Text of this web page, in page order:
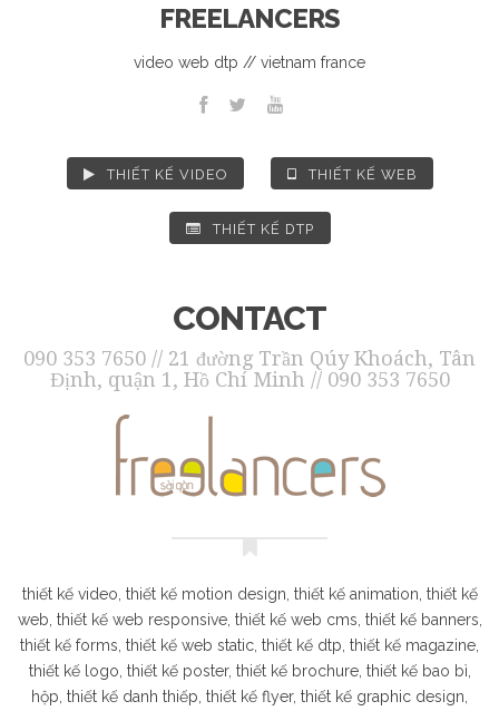
FREELANCERS
video web dtp // vietnam france
THIẾT KẾ VIDEO THIẾT KẾ WEB
THIẾT KẾ DTP
CONTACT
090 353 7650 // 21 đường Trần Qúy Khoách, Tân
Định, quận 1, Hồ Chí Minh // 090 353 7650
thiết kế video, thiết kế motion design, thiết kế animation, thiết kế
web, thiết kế web responsive, thiết kế web cms, thiết kế banners,
thiết kế forms, thiết kế web static, thiết kế dtp, thiết kế magazine,
thiết kế logo, thiết kế poster, thiết kế brochure, thiết kế bao bì,
hộp, thiết kế danh thiếp, thiết kế flyer, thiết kế graphic design,